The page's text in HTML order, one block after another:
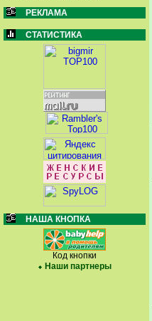
РЕКЛАМА
СТАТИСТИКА
НАША КНОПКА
Код кнопки
Наши партнеры